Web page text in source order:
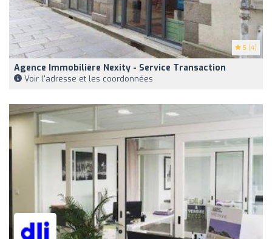
5 (4)
Agence Immobilière Nexity - Service Transaction
Voir l'adresse et les coordonnées